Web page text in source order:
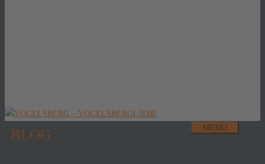
MENÜ
BLOG